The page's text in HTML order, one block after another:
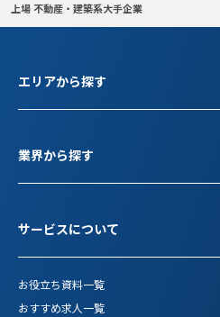
上場 不動産・建築系大手企業
エリアから探す
業界から探す
サービスについて
お役立ち資料一覧
おすすめ求人一覧